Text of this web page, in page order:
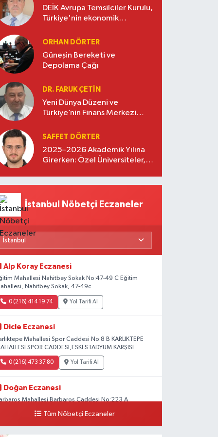
DEİK Avrupa Temsilciler Kurulu,
Türkiye'nin ekonomik
oluşturuyor
ORHAN DÖRTER
Güneşin Bereketi ve
Depolama Çağı
DR. FARUK ÇETİN
Yeni Dünya Düzeni ve
Türkiye’nin Finans Merkezi
SAFFET DÖRTER
2025–2026 Akademik Yılına
Girerken: Özel Üniversiteler,
İstanbul Nöbetçi Eczaneler
Alp Koray Eczanesi
Mahallesi Nahitbey Sokak No:47-49 C Eğitim
Nahitbey Sokak, 47-49c
0 (216) 414 19 74 Yol Tarifi Al
Dicle Eczanesi
Mahallesi Spor Caddesi No:8 B KARLIKTEPE
SPOR CADDESİ,ESKİ STADYUM KARŞISI
0 (216) 473 37 80 Yol Tarifi Al
Doğan Eczanesi
Mahallesi Barbaros Caddesi No:223 A
Tüm Nöbetçi Eczaneler